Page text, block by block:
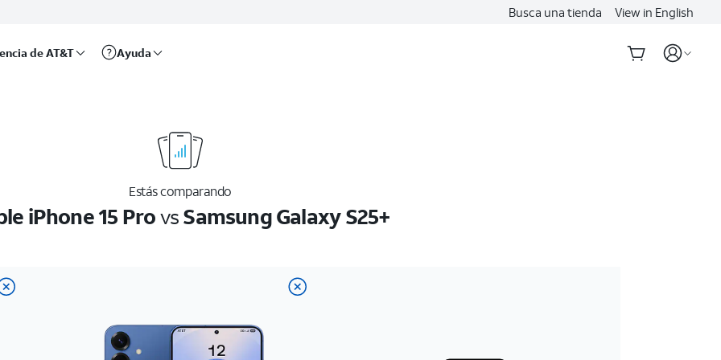
Busca una tienda View in English
de AT&T Ayuda
Estás comparando
iPhone 15 ProvsSamsung Galaxy S25+